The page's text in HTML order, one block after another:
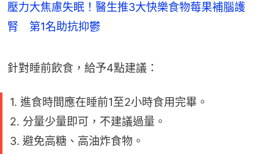
壓力大焦慮失眠！醫生推3大快樂食物莓果補腦護
腎 第1名助抗抑鬱
針對睡前飲食，給予4點建議：
1. 進食時間應在睡前1至2小時食用完畢。
2. 分量少量即可，不建議過量。
3. 避免高糖、高油炸食物。